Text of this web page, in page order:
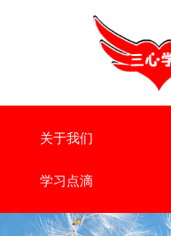
关于我们
学习点滴